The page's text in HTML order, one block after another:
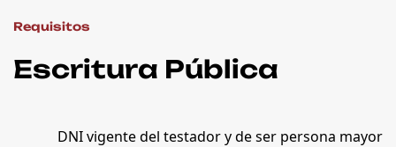
Requisitos
Escritura Pública
DNI vigente del testador y de ser persona mayor